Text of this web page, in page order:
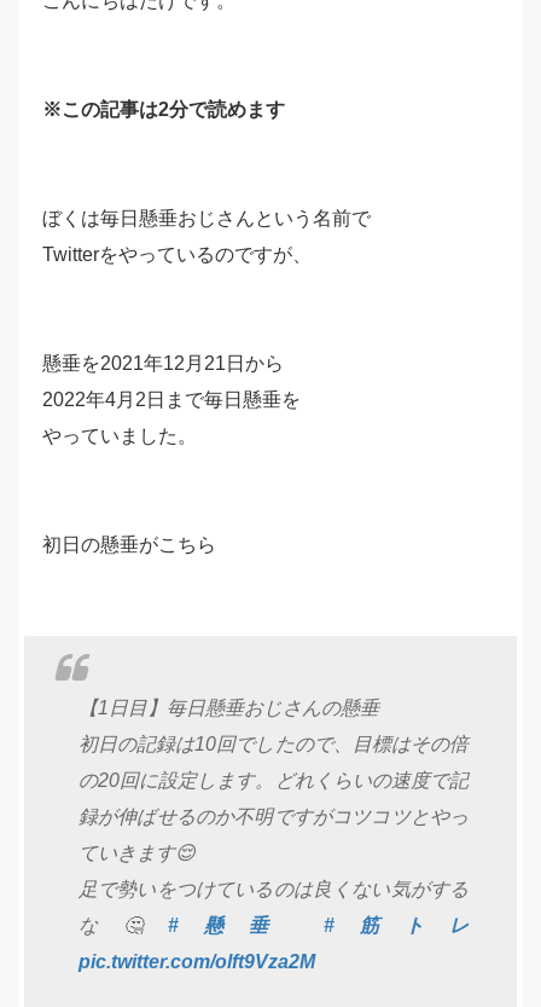
※この記事は2分で読めます
ぼくは毎日懸垂おじさんという名前で
Twitterをやっているのですが、
懸垂を2021年12月21日から
2022年4月2日まで毎日懸垂を
やっていました。
初日の懸垂がこちら
【1日目】毎日懸垂おじさんの懸垂
初日の記録は10回でしたので、目標はその倍
の20回に設定します。どれくらいの速度で記
録が伸ばせるのか不明ですがコツコツとやっ
ていきます😌
足で勢いをつけているのは良くない気がする
な🤔 #懸垂
#筋トレ
pic.twitter.com/olft9Vza2M